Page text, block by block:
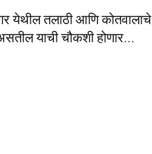
येथील तलाठी आणि कोतवालाचे
याची चौकशी होणार...